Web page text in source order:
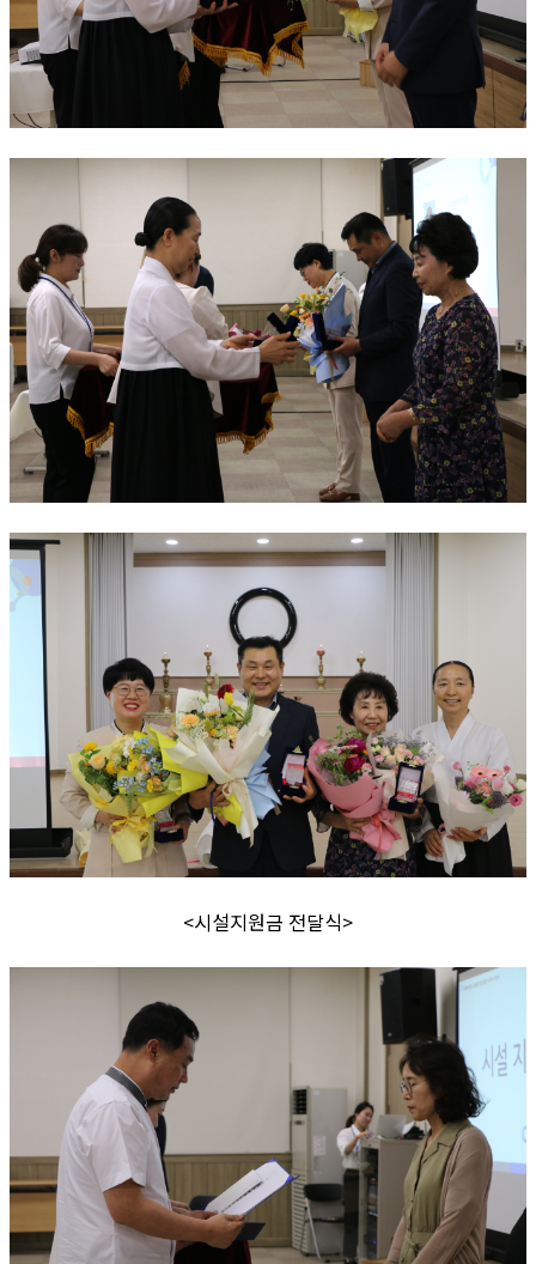
<시설지원금 전달식>